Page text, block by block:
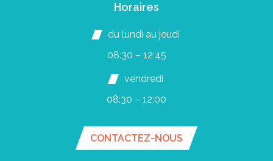
Horaires
du lundi au jeudi
08:30 – 12:45
vendredi
08:30 – 12:00
CONTACTEZ-NOUS